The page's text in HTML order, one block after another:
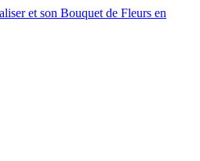
et son Bouquet de Fleurs en